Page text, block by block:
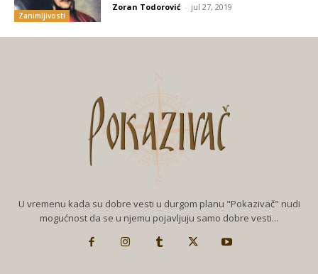
Zanimljivosti
Zoran Todorović - jul 27, 2019
U vremenu kada su dobre vesti u durgom planu "Pokazivač" nudi
mogućnost da se u njemu pojavljuju samo dobre vesti...